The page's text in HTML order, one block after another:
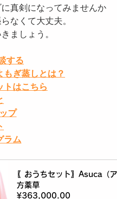
真剣になってみませんか
なくて大丈夫。
ましょう。
する
もぎ蒸しとは？
トはこちら
プ
ラム
〖おうちセット〗Asuca（
方薬草
¥363,000.00